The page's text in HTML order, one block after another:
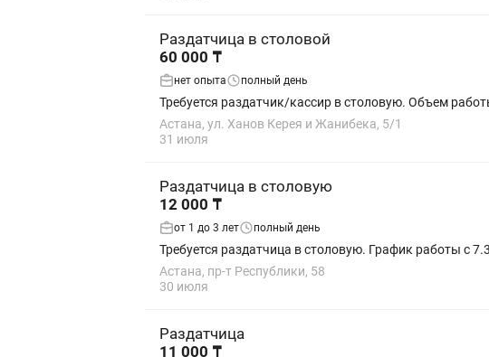
Раздатчица в столовой
60 000 ₸
нет опыта полный день
Астана, ул. Ханов Керея и Жанибека, 5/1
31 июля
Раздатчица в столовую
12 000 ₸
от 1 до 3 лет полный день
Требуется раздатчица в столовую. График работы с
Астана, пр-т Республики, 58
30 июля
Раздатчица
11 000 ₸